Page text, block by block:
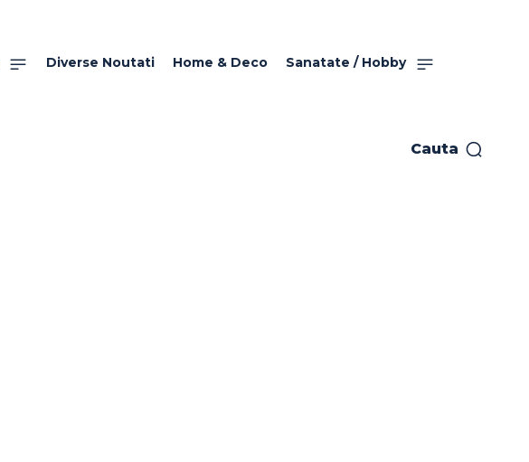
Diverse Noutati Home & Deco Sanatate / Hobby
Cauta